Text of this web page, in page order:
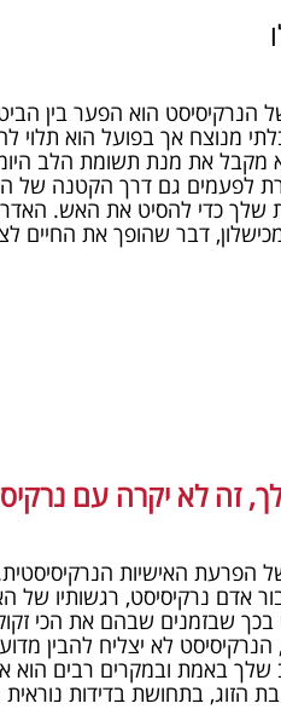
הנרקיסיסט הוא הפער בין
מנוצח אך בפועל הוא תלוי
את מנת תשומת הלב
לפעמים גם דרך הקטנה של
שלך כדי להסיט את האש.
דבר שהופך את החיים
זה לא יקרה עם
הפרעת האישיות
נרקיסיסט, רגשותיו של
בכך שבזמנים שבהם את
לא יצליח להבין
באמת ובמקרים רבים הוא
הזוג, בתחושת בדידות